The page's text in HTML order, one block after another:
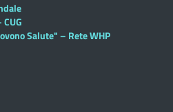
Salute" – Rete WHP